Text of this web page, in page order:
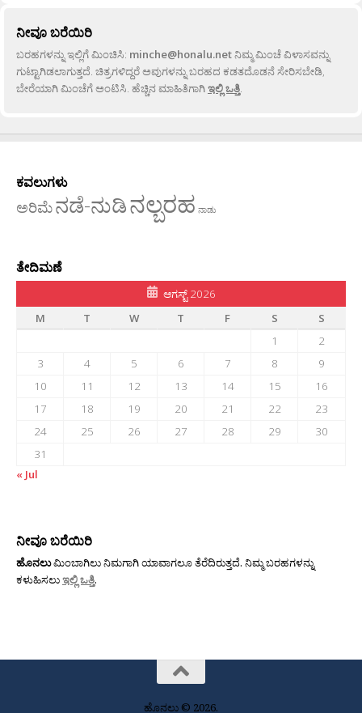
ನೀವೂ ಬರೆಯಿರಿ
ಬರಹಗಳನ್ನು ಇಲ್ಲಿಗೆ ಮಿಂಚಿಸಿ: minche@honalu.netನಿಮ್ಮ ಮಿಂಚೆ ವಿಳಾಸವನ್ನು
ಗುಟ್ಟಾಗಿಡಲಾಗುತ್ತದೆ. ಚಿತ್ರಗಳಿದ್ದರೆ ಅವುಗಳನ್ನು ಬರಹದ ಕಡತದೊಡನೆ ಸೇರಿಸಬೇಡಿ,
ಬೇರೆಯಾಗಿ ಮಿಂಚೆಗೆ ಅಂಟಿಸಿ. ಹೆಚ್ಚಿನ ಮಾಹಿತಿಗಾಗಿಇಲ್ಲಿ ಒತ್ತಿ.
ಕವಲುಗಳು
ಅರಿಮೆನಡೆ-ನುಡಿನಲ್ಬರಹ ನಾಡು
ತೇದಿಮಣೆ
ಆಗಸ್ಟ್ 2026
M
T W T F S
S
1
2
3
4 5 6 7 8
9
10
11 12 13 14 15
16
17
18 19 20 21 22
23
24
25 26 27 28 29
30
31
« Jul
ನೀವೂ ಬರೆಯಿರಿ
ಹೊನಲುಮಿಂಬಾಗಿಲು ನಿಮಗಾಗಿ ಯಾವಾಗಲೂ ತೆರೆದಿರುತ್ತದೆ. ನಿಮ್ಮ ಬರಹಗಳನ್ನು
ಕಳುಹಿಸಲುಇಲ್ಲಿ ಒತ್ತಿ.
ಹೊನಲು © 2026.